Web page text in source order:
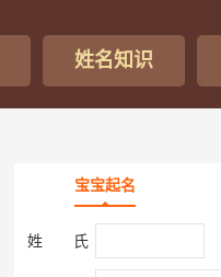
姓名知识
宝宝起名
姓 氏